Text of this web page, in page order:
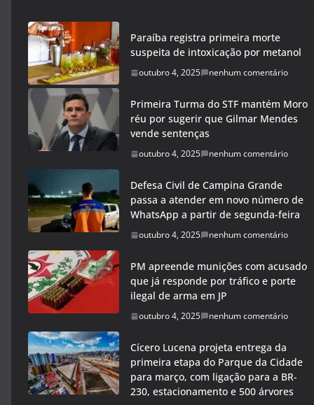
Paraíba registra primeira morte
suspeita de intoxicação por metanol
outubro 4, 2025 nenhum comentário
Primeira Turma do STF mantém Moro
réu por sugerir que Gilmar Mendes
vende sentenças
outubro 4, 2025 nenhum comentário
Defesa Civil de Campina Grande
passa a atender em novo número de
WhatsApp a partir de segunda-feira
outubro 4, 2025 nenhum comentário
PM apreende munições com acusado
que já responde por tráfico e porte
ilegal de arma em JP
outubro 4, 2025 nenhum comentário
Cícero Lucena projeta entrega da
primeira etapa do Parque da Cidade
para março, com ligação para a BR-
230, estacionamento e 500 árvores